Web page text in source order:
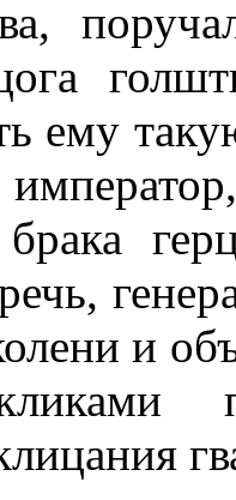
ему
брака
и